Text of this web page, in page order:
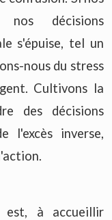
nos décisions
s'épuise, tel un
nous du stress
Cultivons la
des décisions
l'excès inverse,
est, à accueillir